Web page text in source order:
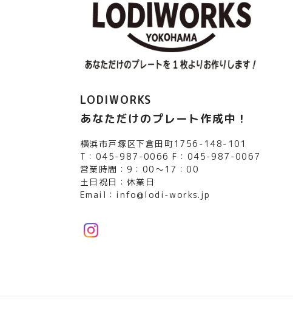
LODIWORKS
あなただけのプレート作成中！
横浜市戸塚区下倉田町1756-148-101
T：045-987-0066 F：045-987-0067
営業時間：9：00～17：00
土日祝日：休業日
Email： info@lodi-works.jp